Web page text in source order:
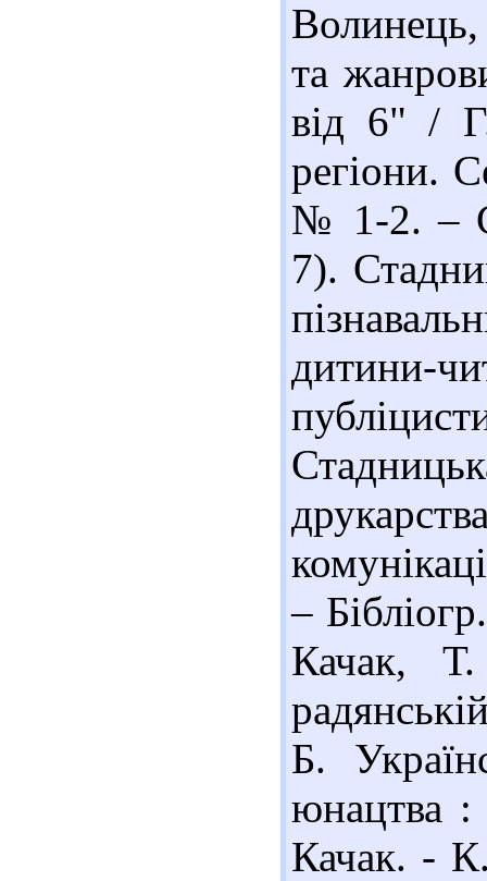
та
від 6" /
регіони.
№ 1-2. –
7).
дитини-
–
Качак,
Б.
юнацтва
Качак. -